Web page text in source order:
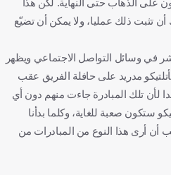
على الذهاب حتى النهاية. لكن هذا
تثبت ذلك عمليا، ولا يمكن أن تضيّع
في وسائل التواصل الاجتماعي ويظهر
مدريد على حافلة الفريق عقب
لأن تلك المبادرة جاءت منهم دون أي
ستكون صعبة للغاية، وكلما بدأنا
أن أرى هذا النوع من المبادرات من